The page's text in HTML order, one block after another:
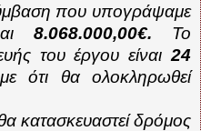
που υπογράψαμε
8.068.000,00€. Το
του έργου είναι 24
ότι θα ολοκληρωθεί
κατασκευαστεί δρόμος